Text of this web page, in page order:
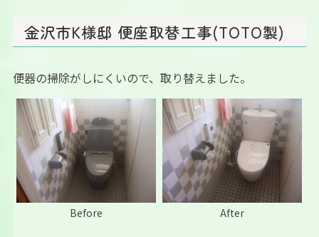
金沢市K様邸 便座取替工事(TOTO製)
便器の掃除がしにくいので、取り替えました。
Before After